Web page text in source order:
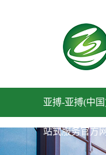
亚搏-亚搏(中
站式服务官方